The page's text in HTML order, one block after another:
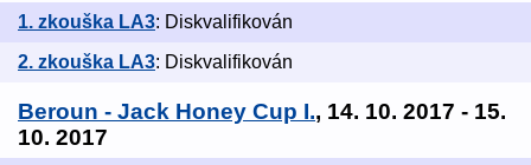
1. zkouška LA3: Diskvalifikován
2. zkouška LA3: Diskvalifikován
Beroun - Jack Honey Cup I., 14. 10. 2017 - 15.
10. 2017